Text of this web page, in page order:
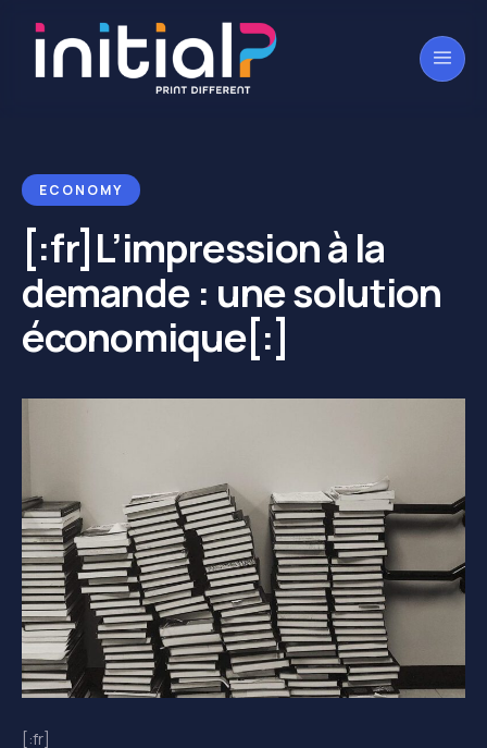
ECONOMY
[:fr]L’impression à la
demande : une solution
économique[:]
[:fr]